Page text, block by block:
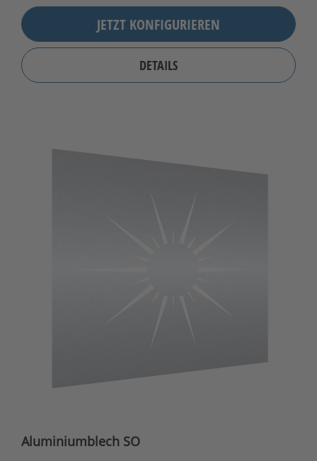
JETZT KONFIGURIEREN
DETAILS
Aluminiumblech SO